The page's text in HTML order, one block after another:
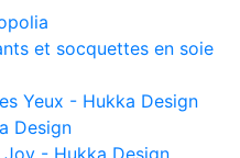
et socquettes en soie
Yeux - Hukka Design
Design
- Hukka Design